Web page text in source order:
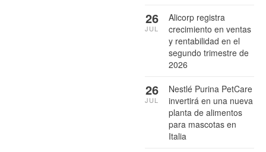
Alicorp registra
crecimiento en ventas
y rentabilidad en el
segundo trimestre de
2026
26
JUL
Nestlé Purina PetCare
invertirá en una nueva
planta de alimentos
para mascotas en
Italia
26
JUL